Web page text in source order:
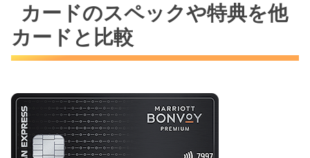
カードのスペックや特典を他
カードと比較